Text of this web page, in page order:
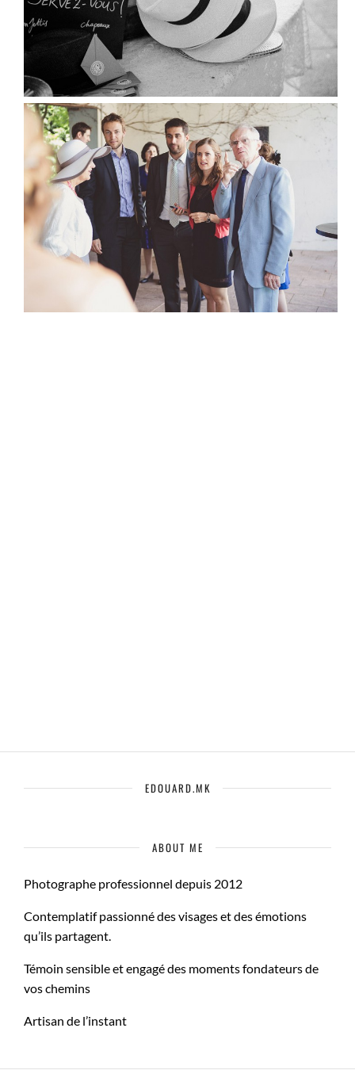
EDOUARD.MK
ABOUT ME
Photographe professionnel depuis 2012
Contemplatif passionné des visages et des émotions
qu’ils partagent.
Témoin sensible et engagé des moments fondateurs de
vos chemins
Artisan de l’instant